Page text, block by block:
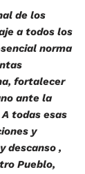
de los
a todos los
norma
fortalecer
ante la
todas esas
y
descanso ,
Pueblo,